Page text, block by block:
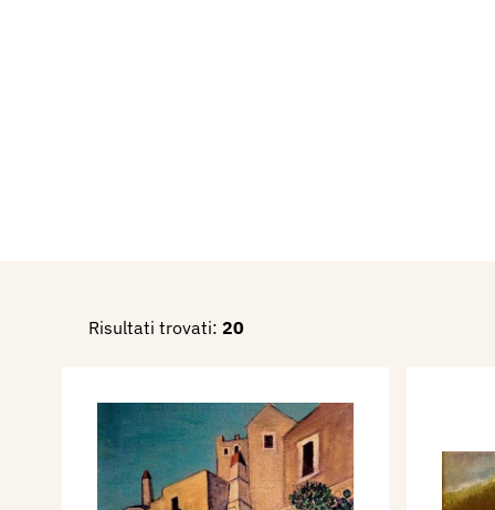
uno studio con il torchio a
Ha fatto parte del “Gruppo
formato dai corsisti della
Erlembardo di Milano,
della Lombardia con il loro
dell’Associazione Incisori
Calcografia al L’UNITRE di
nella Raccolta delle Stampe
Mantova (
Repertorio delle stampe di
museale castello dei
Risultati trovati: 20